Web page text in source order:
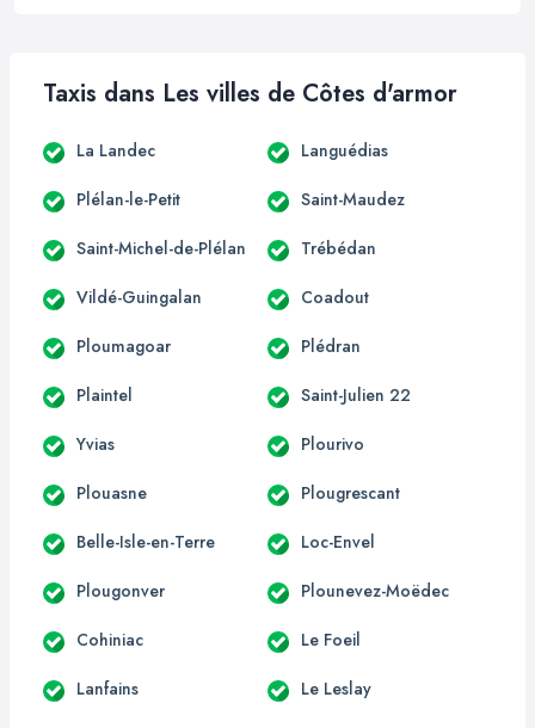
Taxis dans Les villes de Côtes d'armor
La Landec Languédias
Plélan-le-Petit Saint-Maudez
Saint-Michel-de-Plélan Trébédan
Vildé-Guingalan Coadout
Ploumagoar Plédran
Plaintel Saint-Julien 22
Yvias Plourivo
Plouasne Plougrescant
Belle-Isle-en-Terre Loc-Envel
Plougonver Plounevez-Moëdec
Cohiniac Le Foeil
Lanfains Le Leslay